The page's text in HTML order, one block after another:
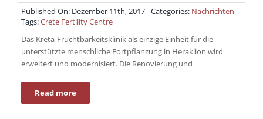
Published On: Dezember 11th, 2017 Categories: Nachrichten
Tags:Crete Fertility Centre
Das Kreta-Fruchtbarkeitsklinik als einzige Einheit für die
unterstützte menschliche Fortpflanzung in Heraklion wird
erweitert und modernisiert. Die Renovierung und
Read more